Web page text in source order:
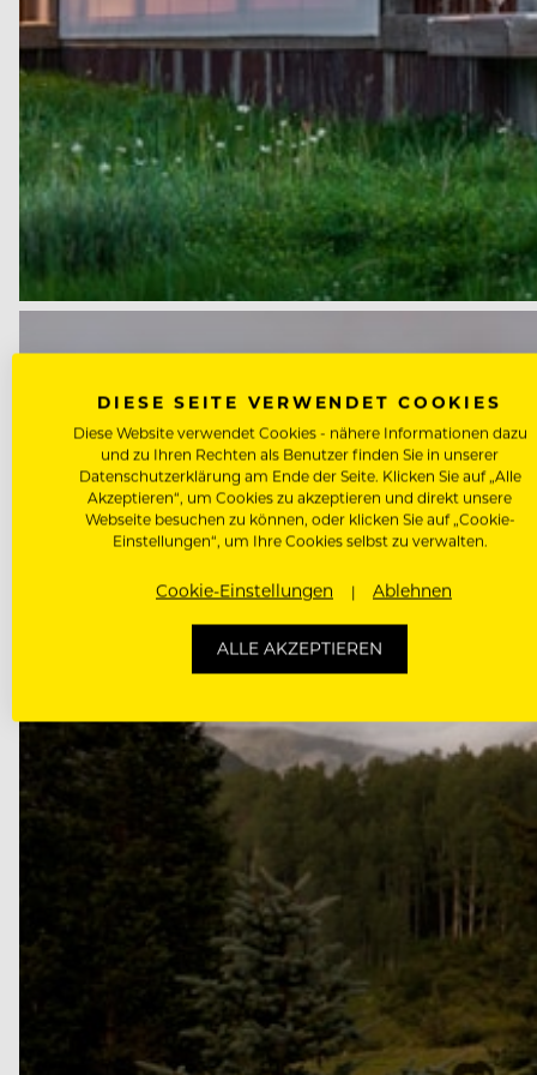
DIESE SEITE VERWENDET COOKIES
Diese Website verwendet Cookies - nähere Informationen dazu
und zu Ihren Rechten als Benutzer finden Sie in unserer
Datenschutzerklärung am Ende der Seite. Klicken Sie auf „Alle
Akzeptieren“, um Cookies zu akzeptieren und direkt unsere
Webseite besuchen zu können, oder klicken Sie auf „Cookie-
Einstellungen“, um Ihre Cookies selbst zu verwalten.
Cookie-Einstellungen Ablehnen
ALLE AKZEPTIEREN